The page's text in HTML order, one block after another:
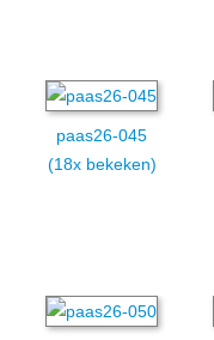
paas26-045
(18x bekeken)